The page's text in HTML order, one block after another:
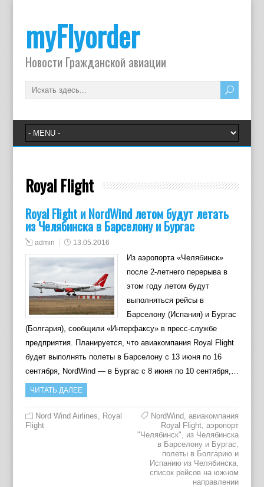
myFlyorder
Новости Гражданской авиации
Royal Flight
Royal Flight и NordWind летом будут летать
из Челябинска в Барселону и Бургас
admin 13.05.2016
Из аэропорта «Челябинск»
после 2-летнего перерыва в
этом году летом будут
выполняться рейсы в
Барселону (Испания) и Бургас
(Болгария), сообщили «Интерфаксу» в пресс-службе
предприятия. Планируется, что авиакомпания Royal Flight
будет выполнять полеты в Барселону с 13 июня по 16
сентября, NordWind — в Бургас с 8 июня по 10 сентября,…
ЧИТАТЬ ДАЛЕЕ
Nord Wind Airlines, Royal
Flight
NordWind,авиакомпания
Royal Flight,аэропорт
"Челябинск", из Челябинска
в Барселону и Бургас,
полеты в Болгарию и
Испанию из Челябинска,
список рейсов на южном
направлении